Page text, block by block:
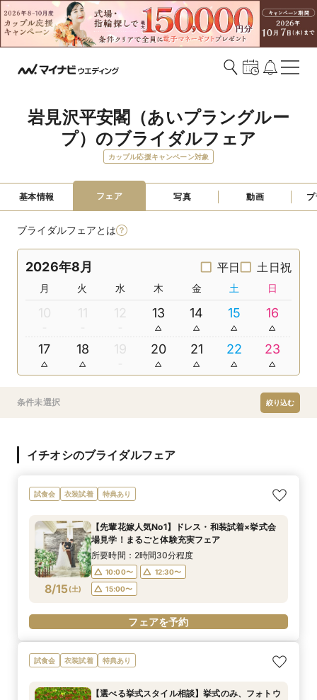
岩見沢平安閣（あいプラングルー
プ）のブライダルフェア
カップル応援キャンペーン対象
基本情報 フェア 写真 動画
ブライダルフェアとは
2026年8月 平日 土日祝
月 火 水 木 金 土 日
10 11 12 13 14 15 16
17 18 19 20 21 22 23
条件未選択 絞り込む
イチオシのブライダルフェア
試食会 衣装試着 特典あり
8/15(土)
【先輩花嫁人気No1】ドレス・和装試着×挙式会
場見学！まるごと体験充実フェア
所要時間：2時間30分程度
10:00〜
12:30〜
15:00〜
フェアを予約
試食会 衣装試着 特典あり
【選べる挙式スタイル相談】挙式のみ、フォトウ